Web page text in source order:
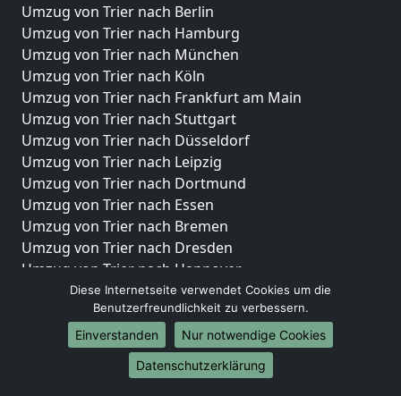
Umzug von Trier nach Berlin
Umzug von Trier nach Hamburg
Umzug von Trier nach München
Umzug von Trier nach Köln
Umzug von Trier nach Frankfurt am Main
Umzug von Trier nach Stuttgart
Umzug von Trier nach Düsseldorf
Umzug von Trier nach Leipzig
Umzug von Trier nach Dortmund
Umzug von Trier nach Essen
Umzug von Trier nach Bremen
Umzug von Trier nach Dresden
Umzug von Trier nach Hannover
Umzug von Trier nach Nürnberg
Umzug von Trier nach Duisburg
Umzug von Trier nach Bochum
Umzug von Trier nach Wuppertal
Umzug von Trier nach Bielefeld
Diese Internetseite verwendet Cookies um die
Benutzerfreundlichkeit zu verbessern.
Einverstanden
Nur notwendige Cookies
Datenschutzerklärung